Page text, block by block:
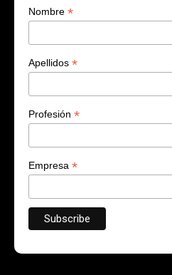
Nombre *
Apellidos *
Profesión *
Empresa *